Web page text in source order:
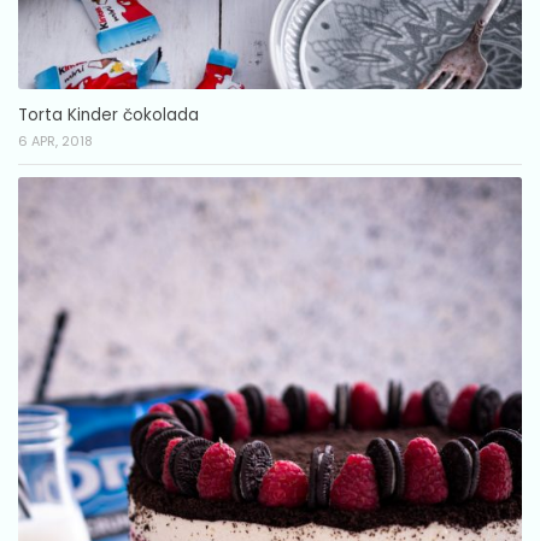
Torta Kinder čokolada
6 APR, 2018